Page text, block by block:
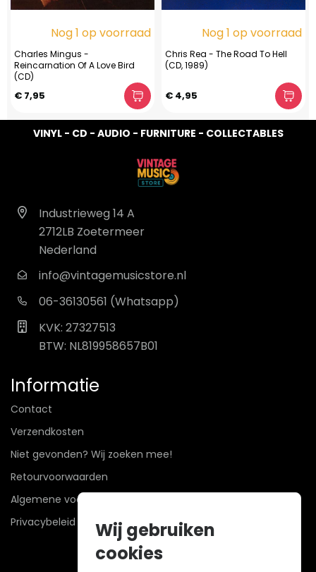
Nog 1 op voorraad
Charles Mingus -
Reincarnation Of A Love Bird
(CD)
€ 7,95
Nog 1 op voorraad
Chris Rea - The Road To Hell
(CD, 1989)
€ 4,95
VINYL - CD - AUDIO - FURNITURE - COLLECTABLES
Industrieweg 14 A
2712LB Zoetermeer
Nederland
info@vintagemusicstore.nl
06-36130561 (Whatsapp)
KVK: 27327513
BTW: NL819958657B01
Informatie
Contact
Verzendkosten
Niet gevonden? Wij zoeken mee!
Retourvoorwaarden
Algemene voorwaarden
Privacybeleid
Wij gebruiken
cookies